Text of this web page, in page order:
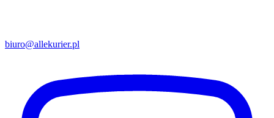
biuro@allekurier.pl